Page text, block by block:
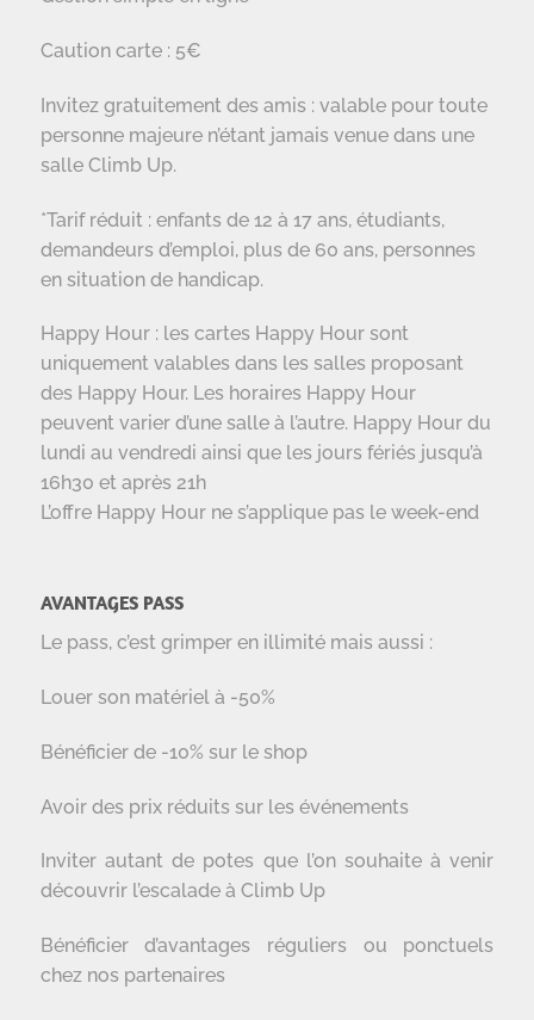
Caution carte : 5€
Invitez gratuitement des amis : valable pour toute
personne majeure n’étant jamais venue dans une
salle Climb Up.
*Tarif réduit : enfants de 12 à 17 ans, étudiants,
demandeurs d’emploi, plus de 60 ans, personnes
en situation de handicap.
Happy Hour : les cartes Happy Hour sont
uniquement valables dans les salles proposant
des Happy Hour. Les horaires Happy Hour
peuvent varier d’une salle à l’autre. Happy Hour du
lundi au vendredi ainsi que les jours fériés jusqu’à
16h30 et après 21h
L’offre Happy Hour ne s’applique pas le week-end
AVANTAGES PASS
Le pass, c’est grimper en illimité mais aussi :
Louer son matériel à -50%
Bénéficier de -10% sur le shop
Avoir des prix réduits sur les événements
Inviter autant de potes que l’on souhaite à venir
découvrir l’escalade à Climb Up
Bénéficier d’avantages réguliers ou ponctuels
chez nos partenaires